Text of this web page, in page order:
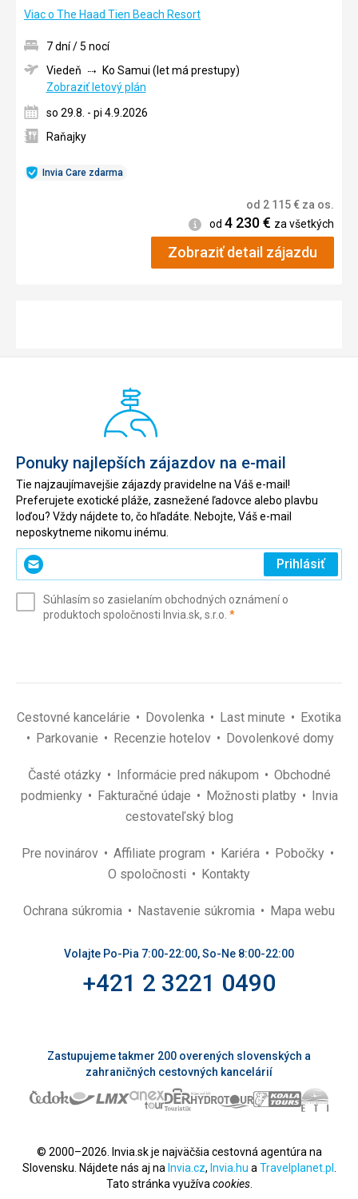
Viac o The Haad Tien Beach Resort
Invia Care zdarma
7 dní / 5 nocí
Viedeň
Ko Samui (let má prestupy)
Zobraziť letový plán
so 29.8. - pi 4.9.2026
Raňajky
od 2 115€ za os.
Informácie
od 4 230€ za všetkých
Zobraziť detail zájazdu
Ponuky najlepších zájazdov na e-mail
Tie najzaujímavejšie zájazdy pravidelne na Váš e-mail!
Preferujete exotické pláže, zasnežené ľadovce alebo plavbu
loďou? Vždy nájdete to, čo hľadáte. Nebojte, Váš e-mail
neposkytneme nikomu inému.
Zadajte
svoj
(povinné)
Prihlásiť
Súhlasím so zasielaním obchodných oznámení o
produktoch spoločnosti Invia.sk, s.r.o. *(povinné)
Cestovné kancelárie Dovolenka Last minute
Exotika
Parkovanie
Recenzie hotelov Dovolenkové domy
Časté otázky Informácie pred nákupom
Obchodné
podmienky
Fakturačné údaje Možnosti platby
Invia
cestovateľský blog
Pre novinárov Affiliate program Kariéra
Pobočky
O spoločnosti
Kontakty
Ochrana súkromia Nastavenie súkromia Mapa webu
Volajte Po-Pia 7:00-22:00, So-Ne 8:00-22:00
+421 2 3221 0490
Zastupujeme takmer 200 overených slovenských a
zahraničných cestovných kancelárií
© 2000–2026. Invia.sk je najväčšia cestovná agentúra na
Slovensku. Nájdete nás aj na Invia.cz, Invia.hu a Travelplanet.pl
Tato stránka využíva cookies.